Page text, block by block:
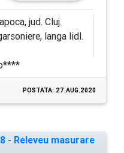
jud. Cluj.
langa lidl.
POSTATA: 27.AUG.2020
- Releveu masurare